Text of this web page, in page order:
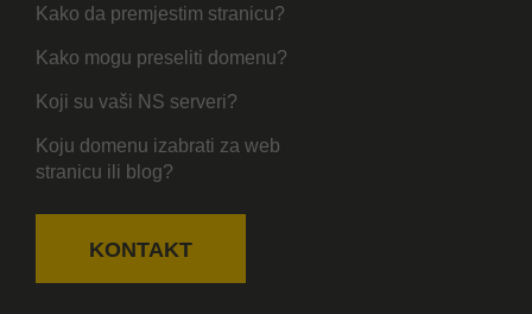
Kako da premjestim stranicu?
Kako mogu preseliti domenu?
Koji su vaši NS serveri?
Koju domenu izabrati za web
stranicu ili blog?
KONTAKT